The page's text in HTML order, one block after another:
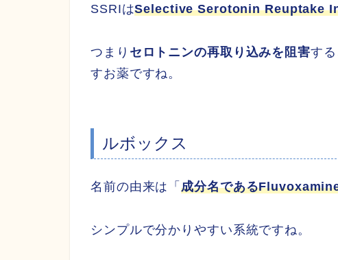
SSRIはSelective Serotonin Reuptake
つまり セロトニンの再取り込みを阻害す
すお薬ですね。
ルボックス
名前の由来は「成分名である
シンプルで分かりやすい系統ですね。